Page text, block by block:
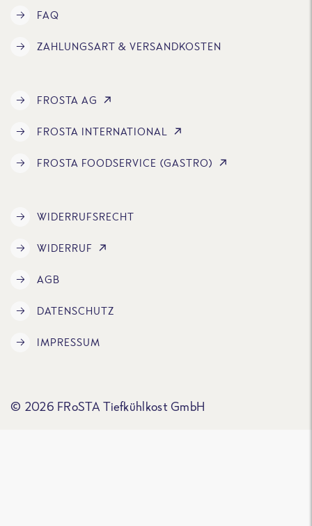
FAQ
ZAHLUNGSART & VERSANDKOSTEN
FROSTA AG
FROSTA INTERNATIONAL
FROSTA FOODSERVICE (GASTRO)
WIDERRUFSRECHT
WIDERRUF
AGB
DATENSCHUTZ
IMPRESSUM
© 2026 FRoSTA Tiefkühlkost GmbH